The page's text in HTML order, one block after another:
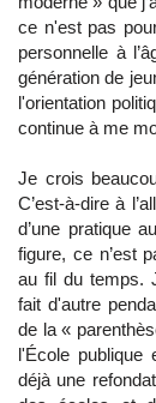
ce n'est pas
personnelle à
génération de
l'orientation
continue à me
Je crois
C’est-à-dire à
d’une pratique
figure, ce n’est
au fil du temps.
fait d'autre
de la «
l'École publique
déjà une